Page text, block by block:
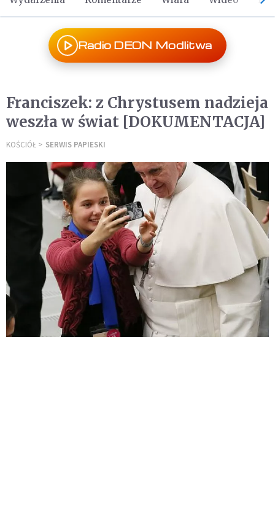
Radio DEON Modlitwa
Franciszek: z Chrystusem nadzieja
weszła w świat [DOKUMENTACJA]
KOŚCIÓŁ SERWIS PAPIESKI